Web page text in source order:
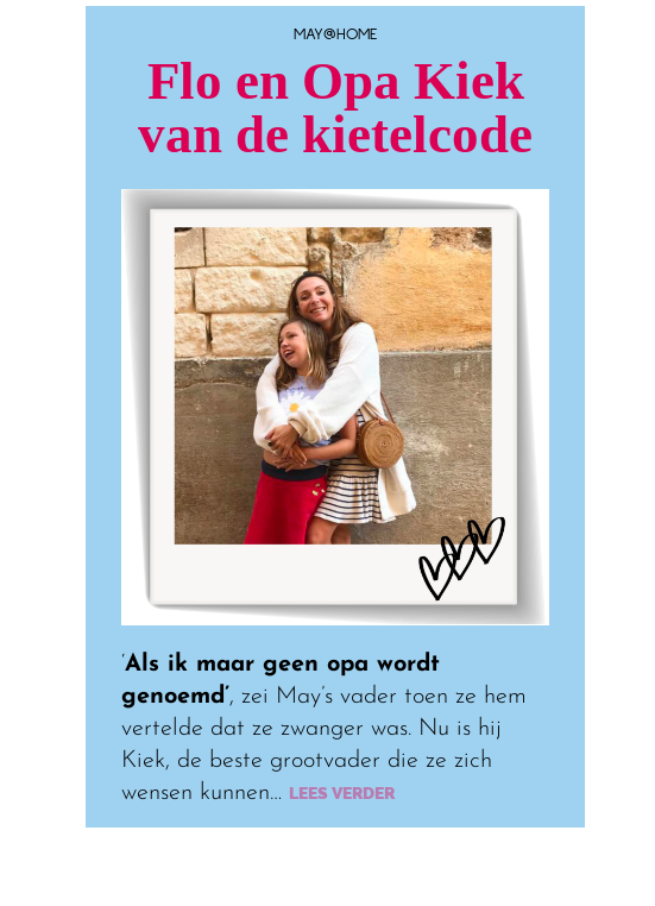
MAY@HOME
Flo en Opa Kiek
van de kietelcode
‘Als ik maar geen opa wordt
genoemd’, zei May’s vader toen ze hem
vertelde dat ze zwanger was. Nu is hij
Kiek, de beste grootvader die ze zich
wensen kunnen… LEES VERDER